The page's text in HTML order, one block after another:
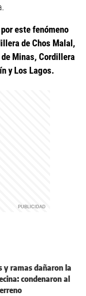
este fenómeno
de Chos Malal,
Minas, Cordillera
y Los Lagos.
y ramas dañaron la
condenaron al